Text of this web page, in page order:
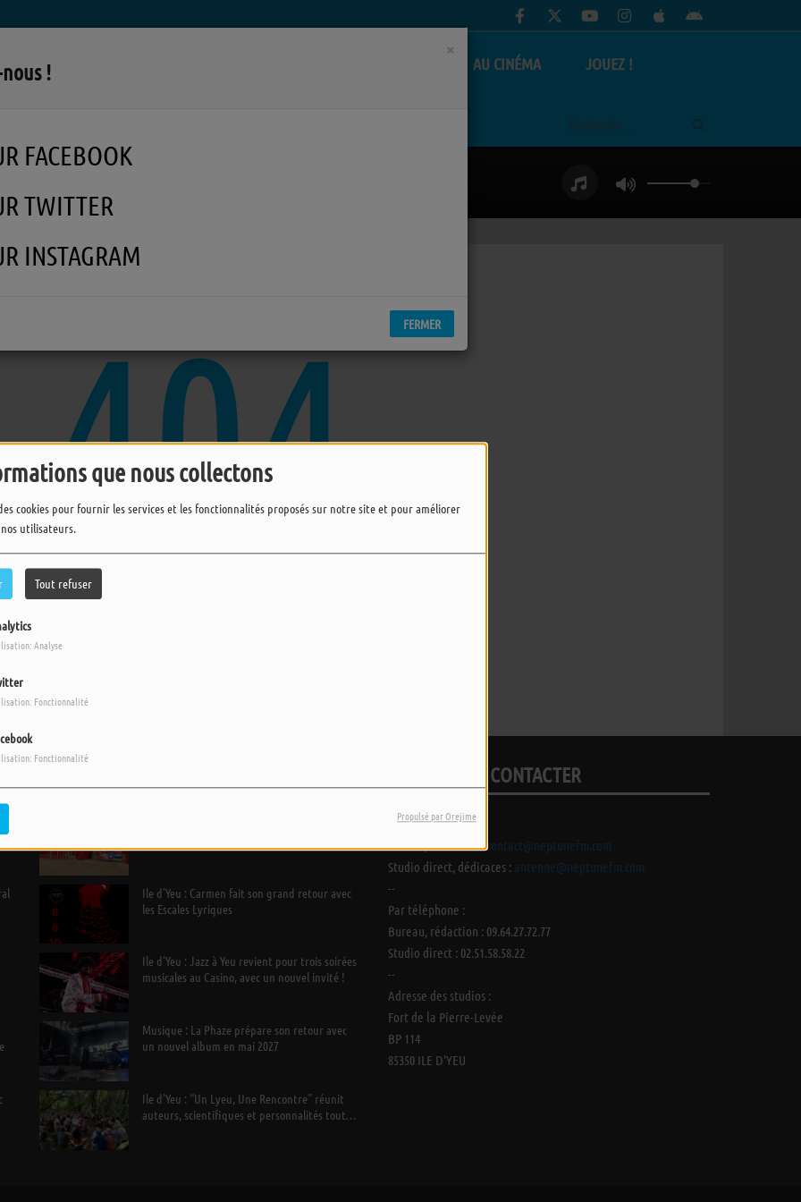
que nous collectons
cookies pour fournir les services et les fonctionnalités proposés sur notre site et pour améliorer
utilisateurs.
Tout refuser
Analyse
Fonctionnalité
Fonctionnalité
Propulsé par Orejime
LA RADIO AU CINÉMA JOUEZ !
404
vous avez rencontré une erreur.
Ile d’Yeu : Carmen fait son grand retour avec
les Escales Lyriques
Ile d’Yeu : Jazz à Yeu revient pour trois soirées
musicales au Casino, avec un nouvel invité !
Musique : La Phaze prépare son retour avec
un nouvel album en mai 2027
Ile d’Yeu : “Un Lyeu, Une Rencontre” réunit
auteurs, scientifiques et personnalités tout
POUR NOUS CONTACTER
Par e-mail :
Bureau, rédaction :contact@neptunefm.com
Studio direct, dédicaces : antenne@neptunefm.com
--
Par téléphone :
Bureau, rédaction : 09.64.27.72.77
Studio direct : 02.51.58.58.22
--
Adresse des studios :
Fort de la Pierre-Levée
BP 114
85350 ILE D'YEU
×
!
FACEBOOK
TWITTER
INSTAGRAM
FERMER